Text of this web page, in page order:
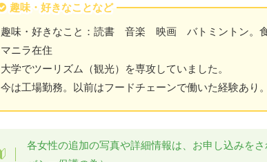
趣味・好きなことなど
趣味・好きなこと：読書 音楽 映画 バトミントン。食
マニラ在住
大学でツーリズム（観光）を専攻していました。
今は工場勤務。以前はフードチェーンで働いた経験あり。
各女性の追加の写真や詳細情報は、お申し込みを